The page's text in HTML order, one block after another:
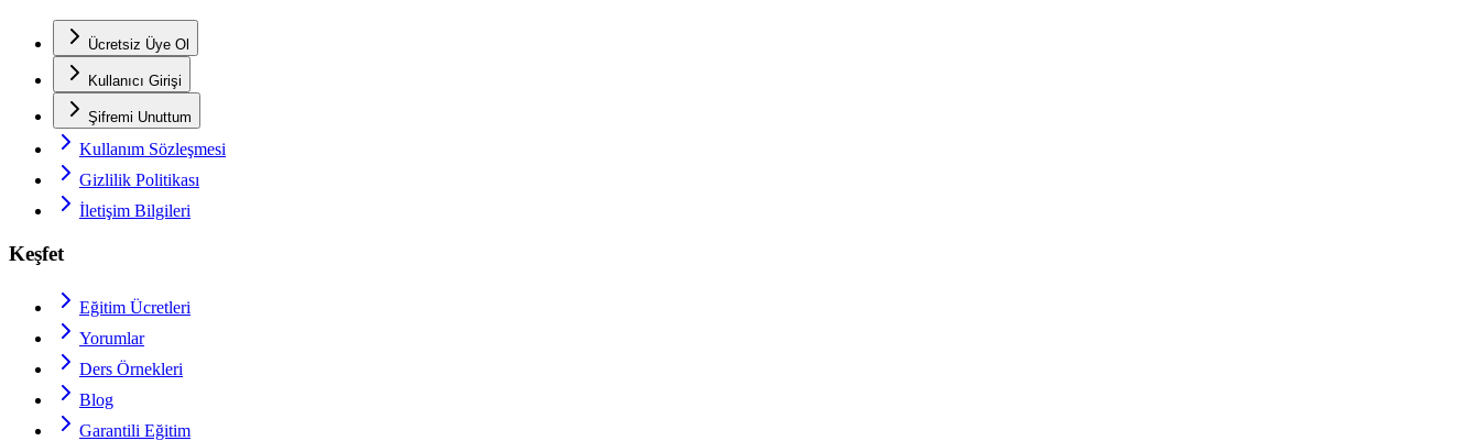
Ücretsiz Üye Ol
Kullanıcı Girişi
Şifremi Unuttum
Kullanım Sözleşmesi
Gizlilik Politikası
İletişim Bilgileri
Keşfet
Eğitim Ücretleri
Yorumlar
Ders Örnekleri
Blog
Garantili Eğitim